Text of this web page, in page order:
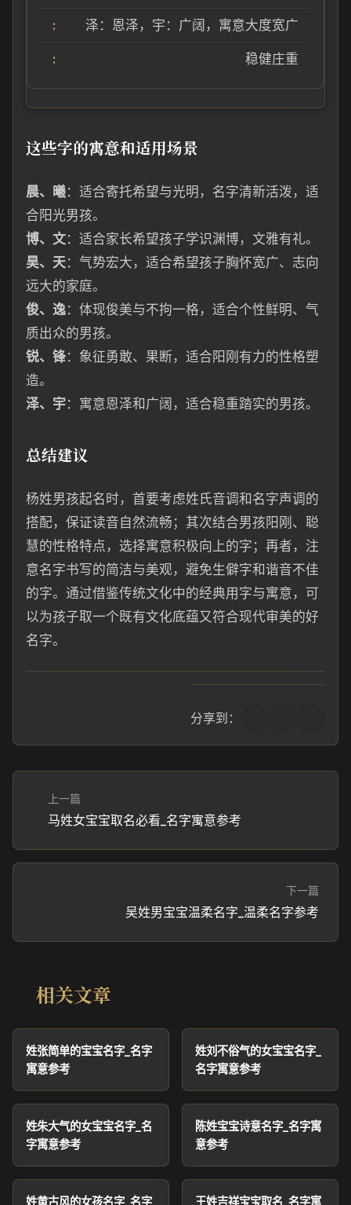
泽：恩泽，宇：广阔，寓意大度宽广
稳健庄重
这些字的寓意和适用场景
晨、曦：适合寄托希望与光明，名字清新活泼，适
合阳光男孩。
博、文：适合家长希望孩子学识渊博，文雅有礼。
昊、天：气势宏大，适合希望孩子胸怀宽广、志向
远大的家庭。
俊、逸：体现俊美与不拘一格，适合个性鲜明、气
质出众的男孩。
锐、锋：象征勇敢、果断，适合阳刚有力的性格塑
造。
泽、宇：寓意恩泽和广阔，适合稳重踏实的男孩。
总结建议
杨姓男孩起名时，首要考虑姓氏音调和名字声调的
搭配，保证读音自然流畅；其次结合男孩阳刚、聪
慧的性格特点，选择寓意积极向上的字；再者，注
意名字书写的简洁与美观，避免生僻字和谐音不佳
的字。通过借鉴传统文化中的经典用字与寓意，可
以为孩子取一个既有文化底蕴又符合现代审美的好
名字。
分享到：
上一篇
马姓女宝宝取名必看_名字寓意参考
下一篇
吴姓男宝宝温柔名字_温柔名字参考
相关文章
姓张简单的宝宝名字_名字
寓意参考
姓刘不俗气的女宝宝名字_
名字寓意参考
姓朱大气的女宝宝名字_名
字寓意参考
陈姓宝宝诗意名字_名字寓
意参考
姓黄古风的女孩名字_名字 王姓吉祥宝宝取名_名字寓